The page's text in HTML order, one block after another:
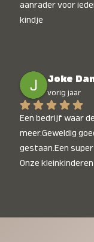
aanrader voor
kindje
Joke
vorig jaar
Een bedrijf waar
meer.Geweldig
gestaan.Een
Onze